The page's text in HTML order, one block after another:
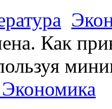
Как